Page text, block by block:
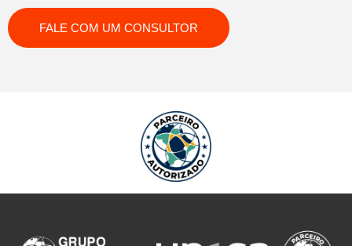
FALE COM UM CONSULTOR